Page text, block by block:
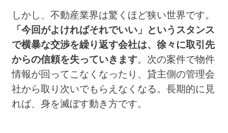
しかし、不動産業界は驚くほど狭い世界です。
「今回がよければそれでいい」というスタンス
で横暴な交渉を繰り返す会社は、徐々に取引先
からの信頼を失っていきます。次の案件で物件
情報が回ってこなくなったり、貸主側の管理会
社から取り次いでもらえなくなる。長期的に見
れば、身を滅ぼす動き方です。